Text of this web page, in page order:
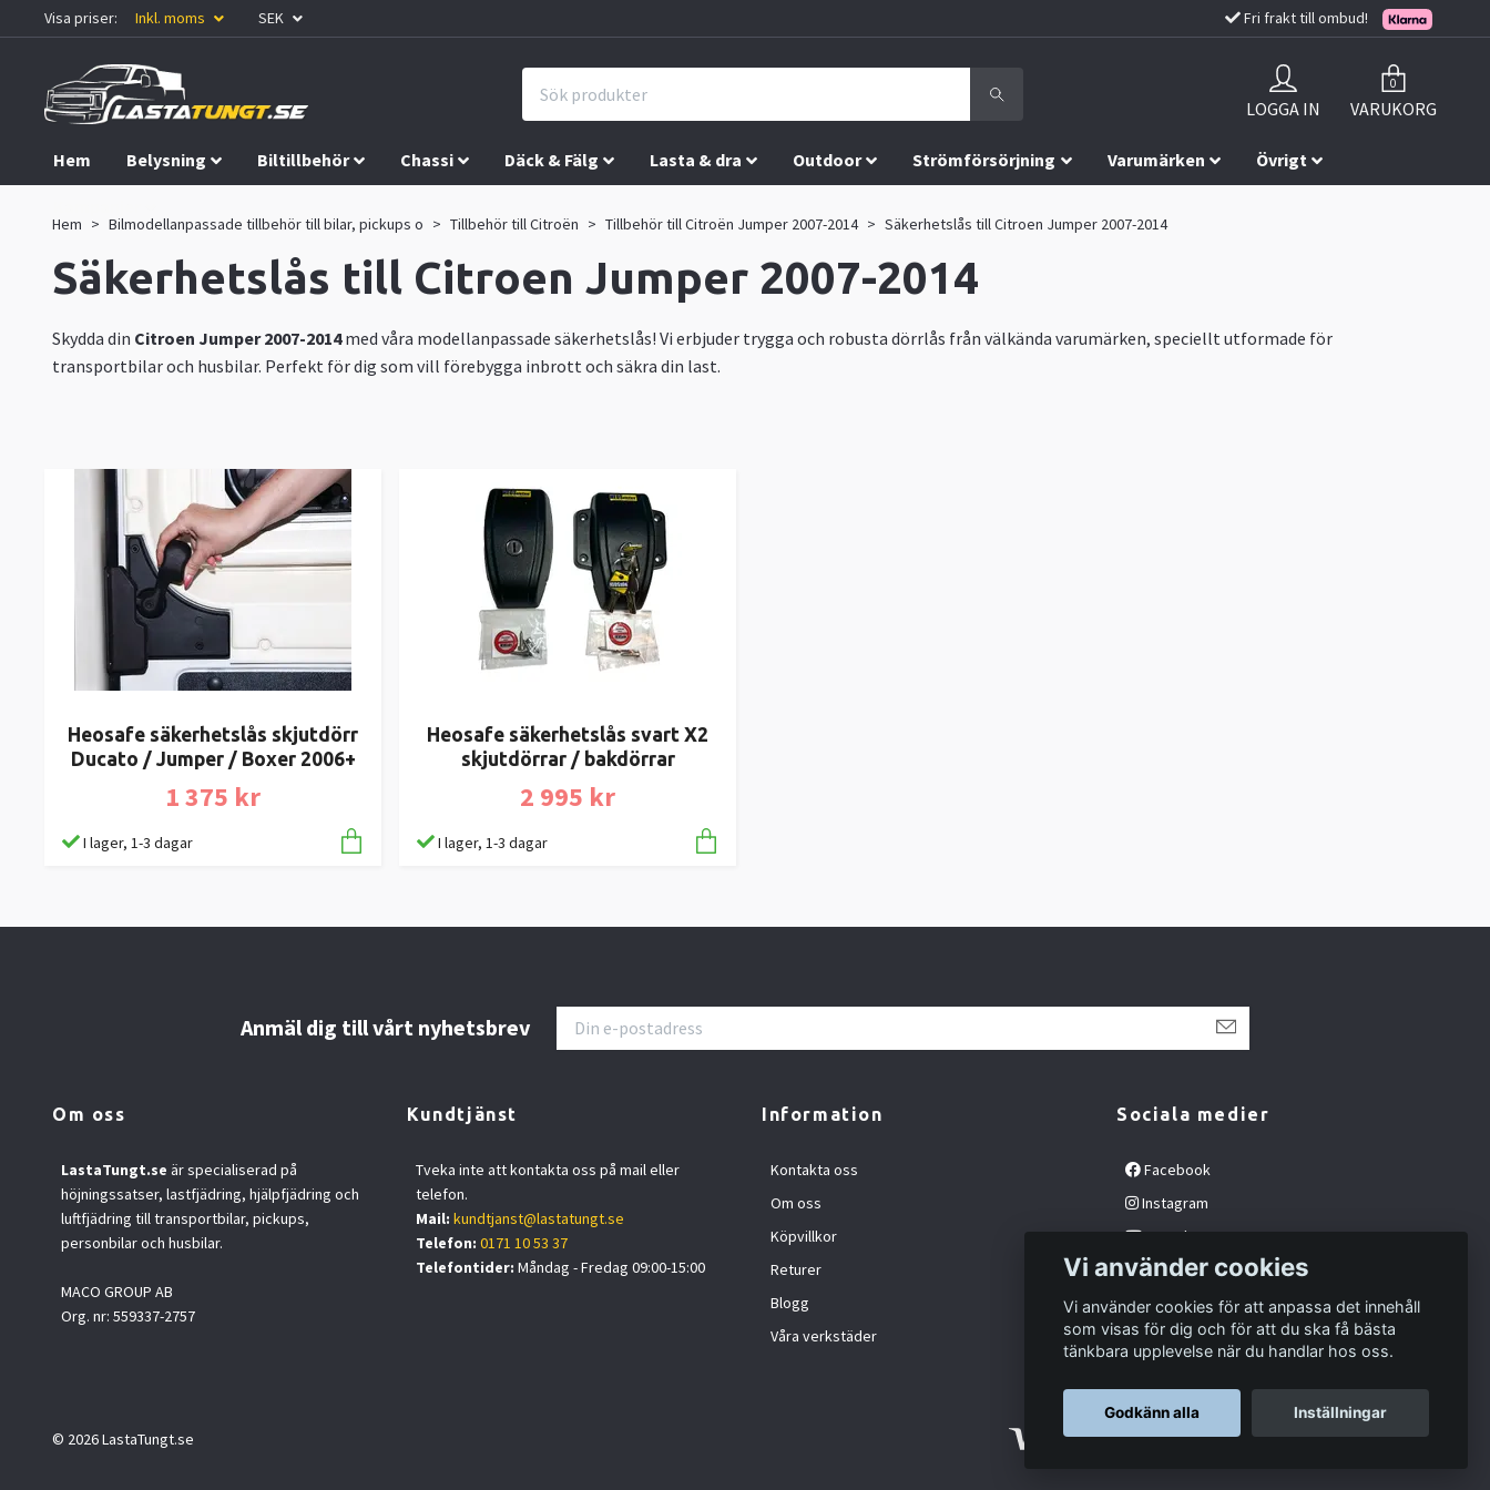
Visa priser: Inkl. moms SEK Fri frakt till ombud!
LOGGA IN
0
VARUKORG
Hem Belysning Biltillbehör Chassi Däck & Fälg Lasta & dra Outdoor Strömförsörjning Varumärken Övrigt
Hem Bilmodellanpassade tillbehör till bilar, pickups o Tillbehör till Citroën Tillbehör till Citroën Jumper 2007-2014 Säkerhetslås till Citroen Jumper 2007-2014
Säkerhetslås till Citroen Jumper 2007-2014
Skydda din Citroen Jumper2007-2014med våra modellanpassade säkerhetslås! Vi erbjuder trygga och robusta dörrlås från välkända varumärken, speciellt utformade för
transportbilar och husbilar. Perfekt för dig som vill förebygga inbrott och säkra din last.
Heosafe säkerhetslås skjutdörr
Ducato / Jumper / Boxer 2006+
1 375 kr
I lager, 1-3 dagar
Heosafe säkerhetslås svart X2
skjutdörrar / bakdörrar
2 995 kr
I lager, 1-3 dagar
Anmäl dig till vårt nyhetsbrev
Om oss
LastaTungt.se är specialiserad på
höjningssatser, lastfjädring, hjälpfjädring och
luftfjädring till transportbilar, pickups,
personbilar och husbilar.
MACO GROUP AB
Org. nr: 559337-2757
Kundtjänst
Tveka inte att kontakta oss på mail eller
telefon.
Mail: kundtjanst@lastatungt.se
Telefon: 0171 10 53 37
Telefontider: Måndag - Fredag 09:00-15:00
Information
Kontakta oss
Om oss
Köpvillkor
Returer
Blogg
Våra verkstäder
Sociala medier
Facebook
Instagram
YouTube
© 2026 LastaTungt.se
Vi använder cookies
Vi använder cookies för att anpassa det innehåll
som visas för dig och för att du ska få bästa
tänkbara upplevelse när du handlar hos oss.
Godkänn alla Inställningar